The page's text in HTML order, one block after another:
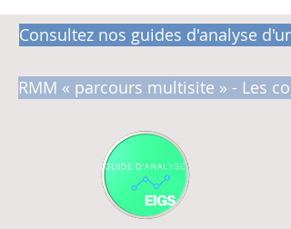
Consultez nos guides d'analyse
RMM « parcours multisite » - Les